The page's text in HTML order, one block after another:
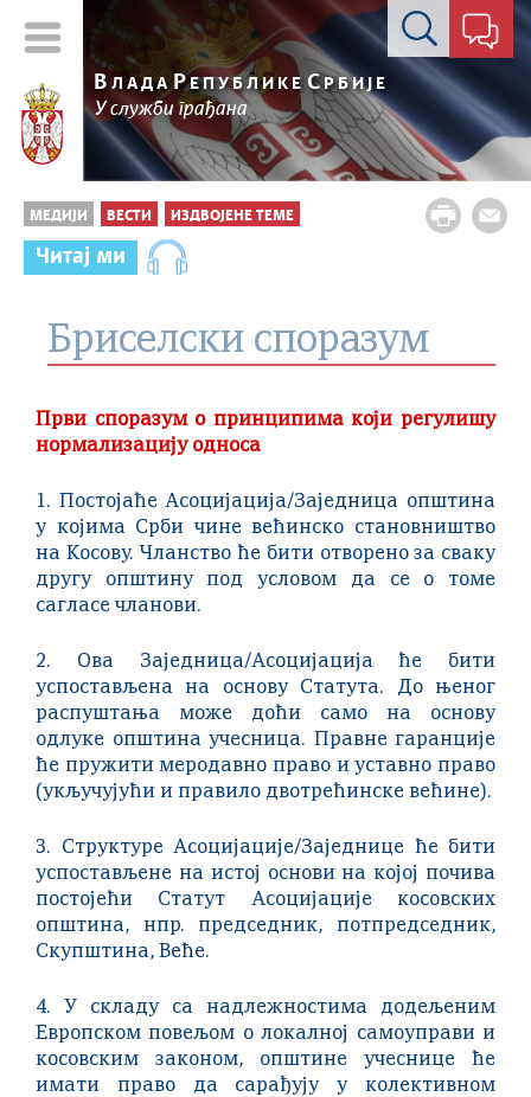
Контакт форма
В ЛАДА РЕПУБЛИКЕ СРБИЈЕ
У служби грађана
МЕДИЈИ ВЕСТИ ИЗДВОЈЕНЕ ТЕМЕ
Читај ми
Бриселски споразум
Први споразум о принципима који регулишу
нормализацију односа
1. Постојаће Асоцијација/Заједница општина
у којима Срби чине већинско становништво
на Косову. Чланство ће бити отворено за сваку
другу општину под условом да се о томе
сагласе чланови.
2. Ова Заједница/Асоцијација ће бити
успостављена на основу Статута. До њеног
распуштања може доћи само на основу
одлуке општина учесница. Правне гаранције
ће пружити меродавно право и уставно право
(укључујући и правило двотрећинске већине).
3. Структуре Асоцијације/Заједнице ће бити
успостављене на истој основи на којој почива
постојећи Статут Асоцијације косовских
општина, нпр. председник, потпредседник,
Скупштина, Веће.
4. У складу са надлежностима додељеним
Европском повељом о локалној самоуправи и
косовским законом, општине учеснице ће
имати право да сарађују у колективном